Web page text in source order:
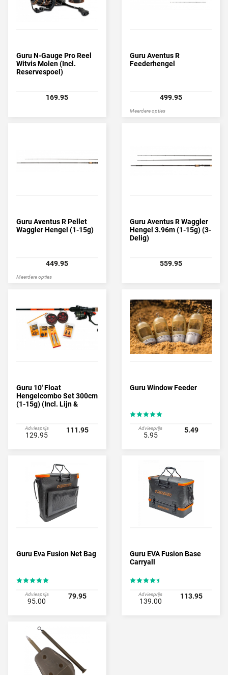
Guru N-Gauge Pro Reel
Witvis Molen (Incl.
Reservespoel)
169.95
Guru Aventus R
Feederhengel
499.95
Meerdere opties
Guru Aventus R Pellet
Waggler Hengel (1-15g)
449.95
Meerdere opties
Guru Aventus R Waggler
Hengel 3.96m (1-15g) (3-
Delig)
559.95
Guru 10' Float
Hengelcombo Set 300cm
(1-15g) (Incl. Lijn &
Adviesprijs
129.95
111.95
Guru Window Feeder
Adviesprijs
5.95
5.49
Guru Eva Fusion Net Bag
Adviesprijs
95.00
79.95
Guru EVA Fusion Base
Carryall
Adviesprijs
139.00
113.95